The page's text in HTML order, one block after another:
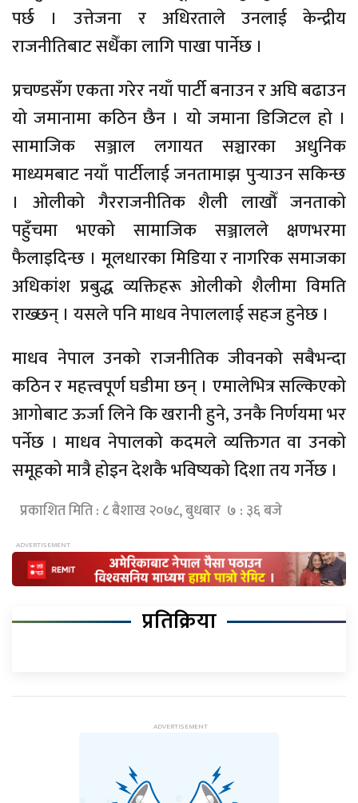
पर्छ । उत्तेजना र अधिरताले उनलाई केन्द्रीय
राजनीतिबाट सधैँका लागि पाखा पार्नेछ ।
प्रचण्डसँग एकता गरेर नयाँ पार्टी बनाउन र अघि बढाउन
यो जमानामा कठिन छैन । यो जमाना डिजिटल हो ।
सामाजिक सञ्जाल लगायत सञ्चारका अधुनिक
माध्यमबाट नयाँ पार्टीलाई जनतामाझ पुर्‍याउन सकिन्छ
। ओलीको गैरराजनीतिक शैली लाखौँ जनताको
पहुँचमा भएको सामाजिक सञ्जालले क्षणभरमा
फैलाइदिन्छ । मूलधारका मिडिया र नागरिक समाजका
अधिकांश प्रबुद्ध व्यक्तिहरू ओलीको शैलीमा विमति
राख्छन् । यसले पनि माधव नेपाललाई सहज हुनेछ ।
माधव नेपाल उनको राजनीतिक जीवनको सबैभन्दा
कठिन र महत्त्वपूर्ण घडीमा छन् । एमालेभित्र सल्किएको
आगोबाट ऊर्जा लिने कि खरानी हुने, उनकै निर्णयमा भर
पर्नेछ । माधव नेपालको कदमले व्यक्तिगत वा उनको
समूहको मात्रै होइन देशकै भविष्यको दिशा तय गर्नेछ ।
प्रकाशित मिति : ८ बैशाख २०७८, बुधबार ७ : ३६ बजे
प्रतिक्रिया